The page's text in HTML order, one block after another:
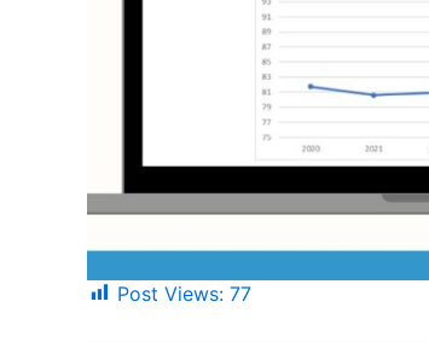
Post Views: 77